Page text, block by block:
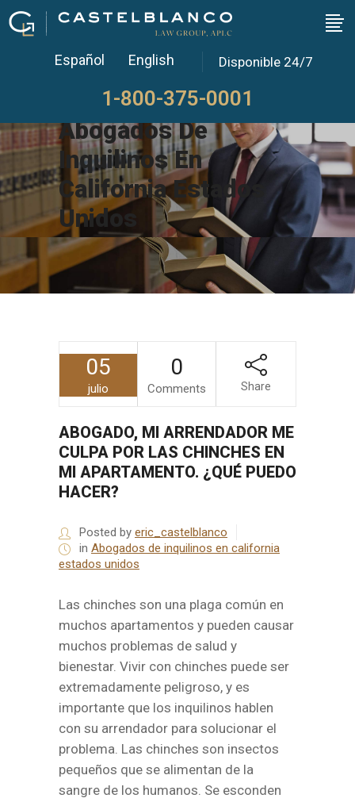
Español English Disponible 24/7
1-800-375-0001
Abogados De
Inquilinos En
California Estados
Unidos
05
julio
0
Comments Share
ABOGADO, MI ARRENDADOR ME
CULPA POR LAS CHINCHES EN
MI APARTAMENTO. ¿QUÉ PUEDO
HACER?
Posted by eric_castelblanco
in Abogados de inquilinos en california
estados unidos
Las chinches son una plaga común en
muchos apartamentos y pueden causar
muchos problemas de salud y
bienestar. Vivir con chinches puede ser
extremadamente peligroso, y es
importante que los inquilinos hablen
con su arrendador para solucionar el
problema. Las chinches son insectos
pequeños que se alimentan de la
sangre de los humanos. Se esconden